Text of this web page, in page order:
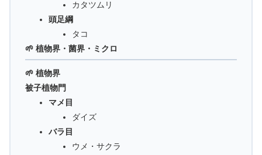
カタツムリ
頭足綱
タコ
🌱 植物界・菌界・ミクロ
🌱 植物界
被子植物門
マメ目
ダイズ
バラ目
ウメ・サクラ